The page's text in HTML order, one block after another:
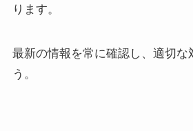
ります。​
最新の情報を常に確認し、適切な
う。